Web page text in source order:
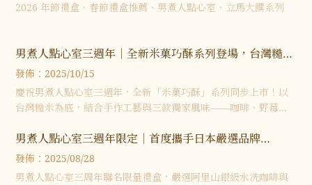
2026 年節禮盒、春節禮盒推薦、男煮人點心室、立馬大饌系列
男煮人點心室三週年｜全新米菓巧酥系列登場，台灣糙米
打造幸福新風味｜團購禮盒推薦台北｜土城甜點推薦
發佈：2025/10/15
慶祝男煮人點心室三週年，全新「米菓巧酥」系列同步上市！以
台灣糙米為底，結合手作工藝與三款獨家風味——咖啡、野莓、
男煮人點心室三週年限定｜首度攜手日本嚴選品牌
Ariisun 推出台灣風味嚴選禮盒｜團購禮盒推薦台北｜土
城年節禮盒｜咖啡禮盒
發佈：2025/08/28
男煮人點心室三周年聯名限量禮盒，嚴選阿里山銀級水洗咖啡與